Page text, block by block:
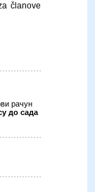
članove
рачун
до сада